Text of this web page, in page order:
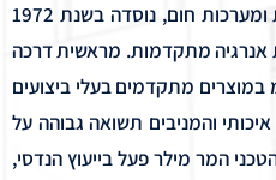
– הנדסה כללית ומערכות חום, נוסדה בשנת 1972
אנרגיה מתקדמות. מראשית דרכה
מתקדמים בעלי ביצועים
והמניבים תשואה גבוהה על
המר מילר פעל בייעוץ הנדסי,